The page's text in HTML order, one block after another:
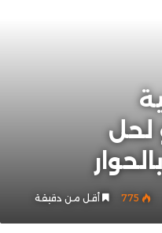
لحل
775 أقل من دقيقة